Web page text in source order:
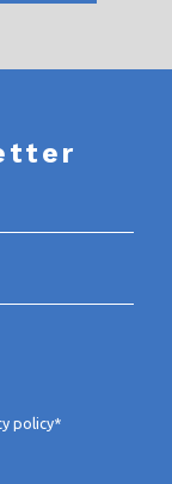
policy*